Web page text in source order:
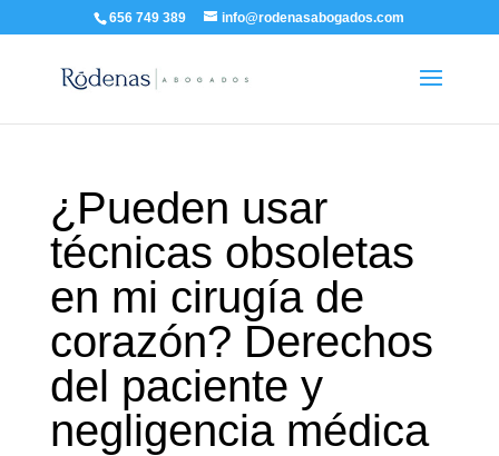
656 749 389 info@rodenasabogados.com
¿Pueden usar
técnicas obsoletas
en mi cirugía de
corazón? Derechos
del paciente y
negligencia médica